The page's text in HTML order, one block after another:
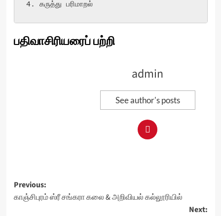
4. கருத்து பரிமாறல்
பதிவாசிரியரைப் பற்றி
admin
See author's posts
Post
navigation
Previous:
காஞ்சிபுரம் ஸ்ரீ சங்கரா கலை & அறிவியல் கல்லூரியில்
Next: